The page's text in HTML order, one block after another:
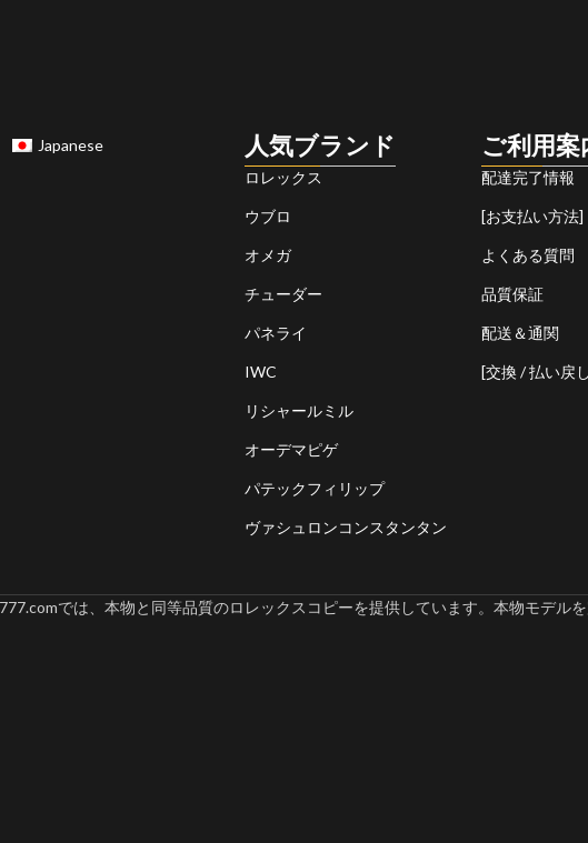
Japanese 人気ブランド
ロレックス
ウブロ
オメガ
チューダー
パネライ
IWC
リシャールミル
オーデマピゲ
パテックフィリップ
ヴァシュロンコンスタンタン
ご利用案
配達完了情報
[お支払い方法]
よくある質問
品質保証
配送＆通関
[交換 / 払い戻
では、本物と同等品質のロレックスコピーを提供しています。本物モデル